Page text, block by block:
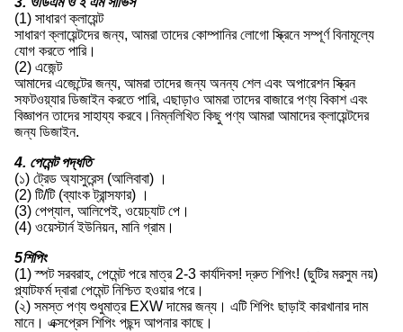
(1) সাধারণ ক্লায়েন্ট
সাধারণ ক্লায়েন্টদের জন্য, আমরা তাদের কোম্পানির লোগো স্ক্রিনে সম্পূর্ণ বিনামূল্যে
যোগ করতে পারি।
(2) এজেন্ট
আমাদের এজেন্টের জন্য, আমরা তাদের জন্য অনন্য শেল এবং অপারেশন স্ক্রিন
সফটওয়্যার ডিজাইন করতে পারি, এছাড়াও আমরা তাদের বাজারে পণ্য বিকাশ এবং
বিজ্ঞাপন তাদের সাহায্য করবে।নিম্নলিখিত কিছু পণ্য আমরা আমাদের ক্লায়েন্টদের
জন্য ডিজাইন.
4. পেমেন্ট পদ্ধতি
(১) ট্রেড অ্যাসুরেন্স (আলিবাবা) ।
(2) টি/টি (ব্যাংক ট্রান্সফার) ।
(3) পেপ্যাল, আলিপেই, ওয়েচ্যাট পে।
(4) ওয়েস্টার্ন ইউনিয়ন, মানি গ্রাম।
5শিপিং
(1) স্পট সরবরাহ, পেমেন্ট পরে মাত্র 2-3 কার্যদিবস! দ্রুত শিপিং! (ছুটির মরসুম নয়)
প্ল্যাটফর্ম দ্বারা পেমেন্ট নিশ্চিত হওয়ার পরে।
(২) সমস্ত পণ্য শুধুমাত্র EXW দামের জন্য। এটি শিপিং ছাড়াই কারখানার দাম
মানে। এক্সপ্রেস শিপিং পছন্দ আপনার কাছে।